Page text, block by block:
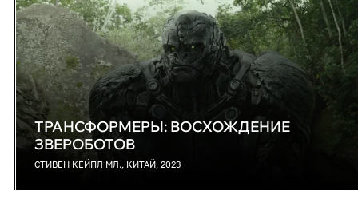
ТРАНСФОРМЕРЫ: ВОСХОЖДЕНИЕ
ЗВЕРОБОТОВ
СТИВЕН КЕЙПЛ МЛ., КИТАЙ, 2023